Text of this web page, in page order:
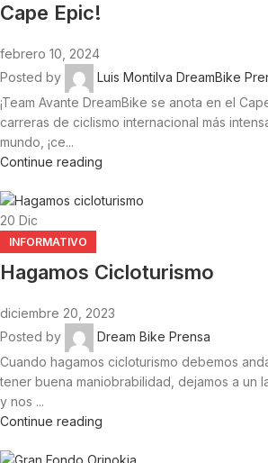
Cape Epic!
febrero 10, 2024
Posted by
Luis Montilva DreamBike
¡Team Avante DreamBike se anota en el
carreras de ciclismo internacional más
mundo, ¡ce...
Continue reading
20 Dic
INFORMATIVO
Hagamos Cicloturismo
diciembre 20, 2023
Posted by
Dream Bike Prensa
Cuando hagamos cicloturismo debemos
tener buena maniobrabilidad, dejamos a un
y nos ...
Continue reading